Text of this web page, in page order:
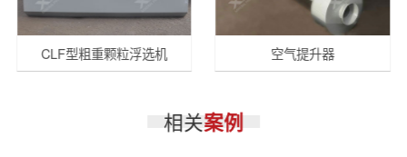
CLF型粗重颗粒浮选机 空气提升器
相关案例